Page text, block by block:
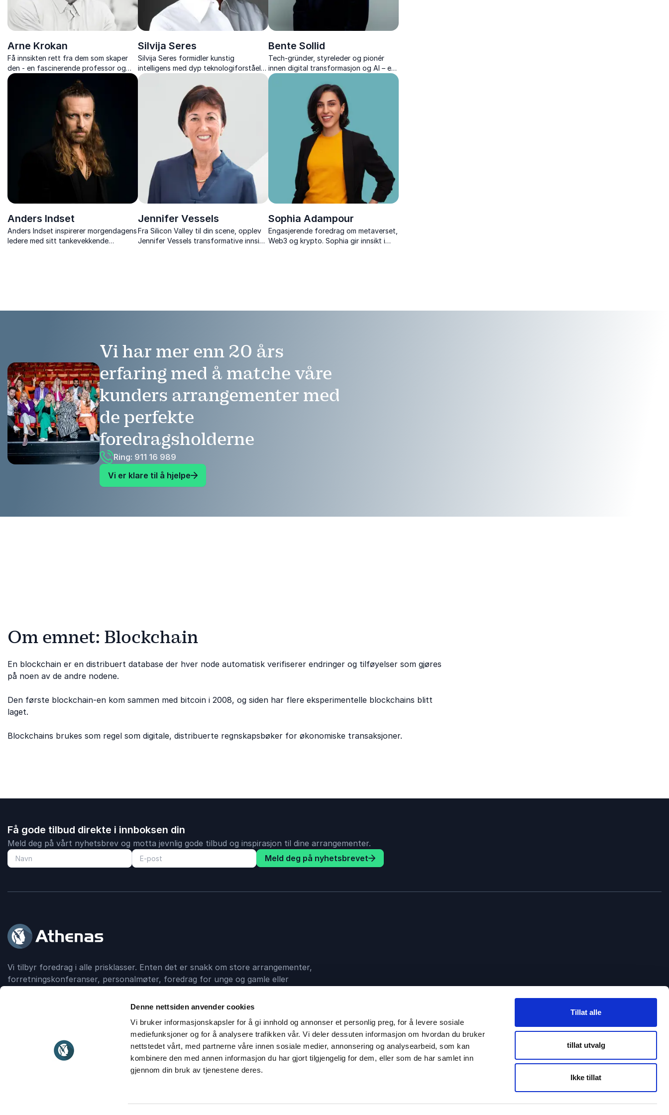
Denne nettsiden anvender cookies
Vi bruker informasjonskapsler for å gi innhold og annonser et personlig preg, for å levere sosiale
mediefunksjoner og for å analysere trafikken vår. Vi deler dessuten informasjon om hvordan du bruker
nettstedet vårt, med partnerne våre innen sosiale medier, annonsering og analysearbeid, som kan
kombinere den med annen informasjon du har gjort tilgjengelig for dem, eller som de har samlet inn
gjennom din bruk av tjenestene deres.
Tillat alle
tillat utvalg
Ikke tillat
Arne Krokan
Få innsikten rett fra dem som skaper
den - en fascinerende professor og
foreleser med unik kunnskap å dele.
Silvija Seres
Silvija Seres formidler kunstig
intelligens med dyp teknologiforståelse
og bred arbeidslivserfaring. Hun
snakker ikke om KI som trend, men som
en konkret kraft som endrer arbeid,
ansvar og organisering. Hennes
foredrag gir publikum både inspirasjon
og retning i møte med KI.
Bente Sollid
Tech-gründer, styreleder og pionér
innen digital transformasjon og AI – en
av Norges mest innflytelsesrike
stemmer i teknologibransjen.
Anders Indset
Anders Indset inspirerer morgendagens
ledere med sitt tankevekkende
Jennifer Vessels
Fra Silicon Valley til din scene, opplev
Jennifer Vessels transformative innsikt
Sophia Adampour
Engasjerende foredrag om metaverset,
Web3 og krypto. Sophia gir innsikt i
Vi har mer enn 20 års
erfaring med å matche våre
kunders arrangementer med
de perfekte
foredragsholderne
Ring: 911 16 989
Vi er klare til å hjelpe
Om emnet: Blockchain
En blockchain er en distribuert database der hver node automatisk verifiserer endringer og tilføyelser som gjøres
på noen av de andre nodene.
Den første blockchain-en kom sammen med bitcoin i 2008, og siden har flere eksperimentelle blockchains blitt
laget.
Blockchains brukes som regel som digitale, distribuerte regnskapsbøker for økonomiske transaksjoner.
Få gode tilbud direkte i innboksen din
Meld deg på vårt nyhetsbrev og motta jevnlig gode tilbud og inspirasjon til dine arrangementer.
Meld deg på nyhetsbrevet
Vi tilbyr foredrag i alle prisklasser. Enten det er snakk om store arrangementer,
forretningskonferanser, personalmøter, foredrag for unge og gamle eller
Kontakt 911 16 989